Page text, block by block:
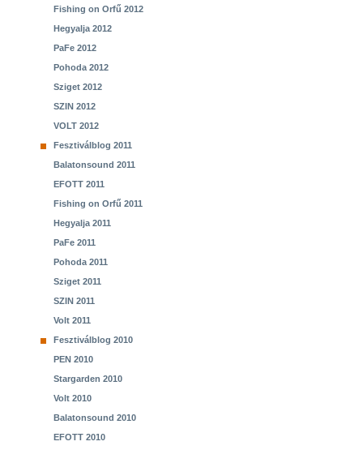
Fishing on Orfű 2012
Hegyalja 2012
PaFe 2012
Pohoda 2012
Sziget 2012
SZIN 2012
VOLT 2012
Fesztiválblog 2011
Balatonsound 2011
EFOTT 2011
Fishing on Orfű 2011
Hegyalja 2011
PaFe 2011
Pohoda 2011
Sziget 2011
SZIN 2011
Volt 2011
Fesztiválblog 2010
PEN 2010
Stargarden 2010
Volt 2010
Balatonsound 2010
EFOTT 2010